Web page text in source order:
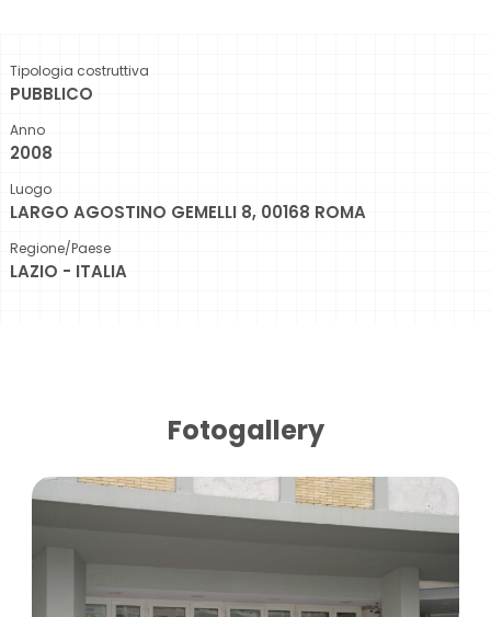
Tipologia costruttiva
PUBBLICO
Anno
2008
Luogo
LARGO AGOSTINO GEMELLI 8, 00168 ROMA
Regione/Paese
LAZIO - ITALIA
Fotogallery